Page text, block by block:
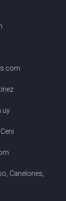
Canelones,